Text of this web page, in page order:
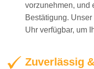
vorzunehmen, und
Bestätigung.
Uhr verfügbar, um
Zuverlässig